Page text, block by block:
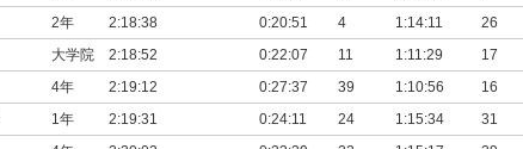
2年 2:18:38 0:20:51 4 1:14:11 26
大学院 2:18:52 0:22:07 11 1:11:29 17
4年 2:19:12 0:27:37 39 1:10:56 16
1年 2:19:31 0:24:11 24 1:15:34 31